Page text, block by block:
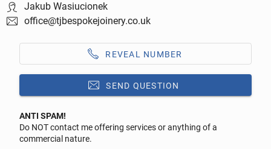
Jakub Wasiucionek
office@tjbespokejoinery.co.uk
REVEAL NUMBER
SEND QUESTION
Reply to this ad
ANTI SPAM!
Do NOT contact me offering services or anything of a
commercial nature.